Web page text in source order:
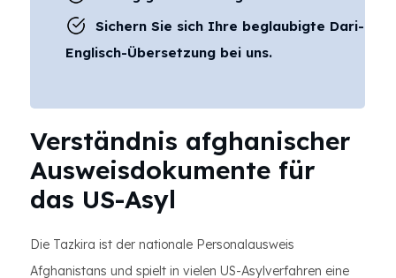
Sichern Sie sich Ihre beglaubigte Dari-
Englisch-Übersetzung bei uns.
Verständnis afghanischer
Ausweisdokumente für
das US-Asyl
Die Tazkira ist der nationale Personalausweis
Afghanistans und spielt in vielen US-Asylverfahren eine